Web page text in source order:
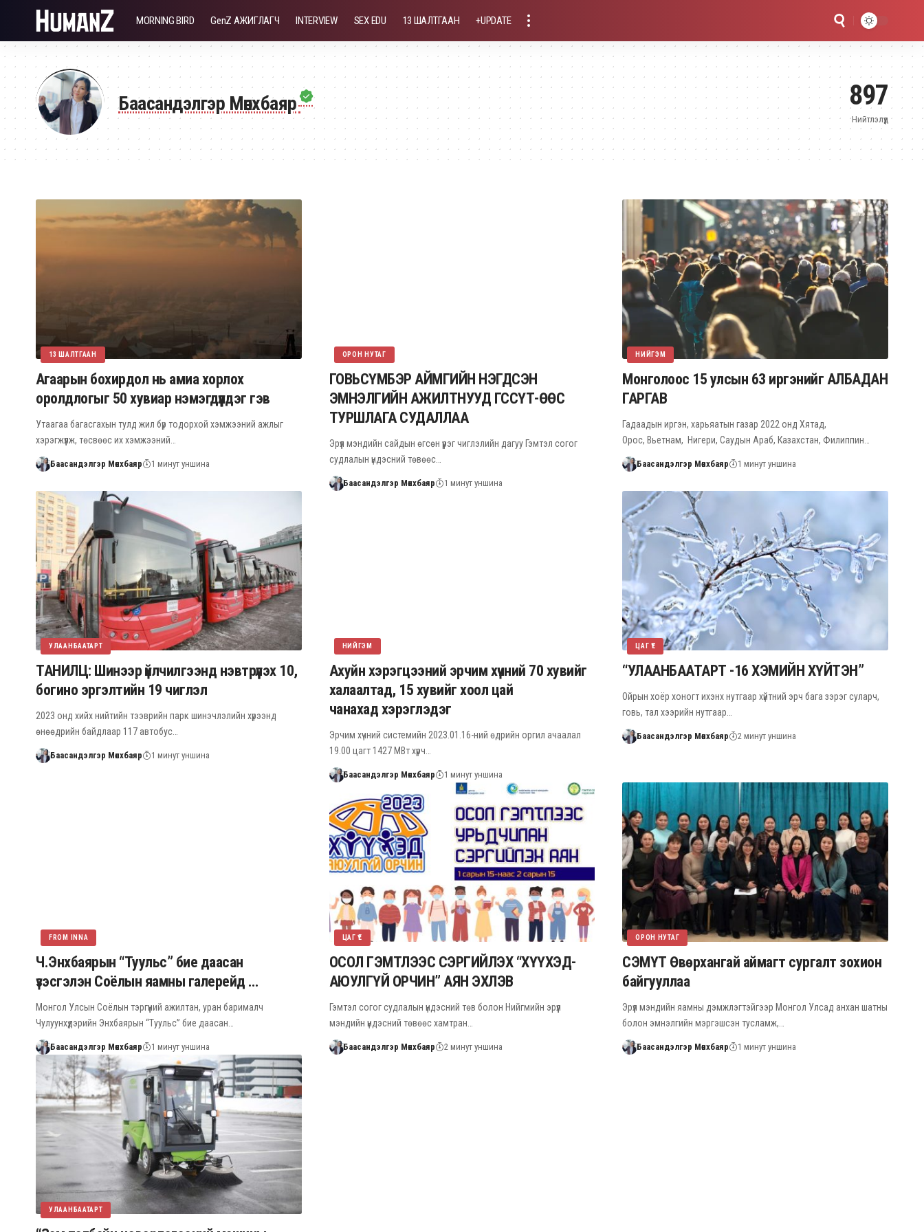
MORNING BIRD GenZ АЖИГЛАГЧ INTERVIEW SEX EDU 13 ШАЛТГААН +UPDATE
Баасандэлгэр Мөнхбаяр 897
Нийтлэлүүд
13 ШАЛТГААН
Агаарын бохирдол нь амиа хорлох
оролдлогыг 50 хувиар нэмэгдүүлдэг гэв
Утаагаа багасгахын тулд жил бүр тодорхой хэмжээний ажлыг
хэрэгжүүлж, төсвөөс их хэмжээний…
Баасандэлгэр Мөнхбаяр 1 минут уншина
ОРОН НУТАГ
ГОВЬСҮМБЭР АЙМГИЙН НЭГДСЭН
ЭМНЭЛГИЙН АЖИЛТНУУД ГССҮТ-ӨӨС
ТУРШЛАГА СУДАЛЛАА
Эрүүл мэндийн сайдын өгсөн үүрэг чиглэлийн дагуу Гэмтэл согог
судлалын үндэсний төвөөс…
Баасандэлгэр Мөнхбаяр 1 минут уншина
НИЙГЭМ
Монголоос 15 улсын 63 иргэнийг АЛБАДАН
ГАРГАВ
Гадаадын иргэн, харьяатын газар 2022 онд Хятад,
Орос, Вьетнам, Нигери, Саудын Араб, Казахстан, Филиппин…
Баасандэлгэр Мөнхбаяр 1 минут уншина
УЛААНБААТАРТ
ТАНИЛЦ: Шинээр үйлчилгээнд нэвтрүүлэх 10,
богино эргэлтийн 19 чиглэл
2023 онд хийх нийтийн тээврийн парк шинэчлэлийн хүрээнд
өнөөдрийн байдлаар 117 автобус…
Баасандэлгэр Мөнхбаяр 1 минут уншина
НИЙГЭМ
Ахуйн хэрэгцээний эрчим хүчний 70 хувийг
халаалтад, 15 хувийг хоол цай
чанахад хэрэглэдэг
Эрчим хүчний системийн 2023.01.16-ний өдрийн оргил ачаалал
19.00 цагт 1427 МВт хүрч…
Баасандэлгэр Мөнхбаяр 1 минут уншина
ЦАГ ҮЕ
“УЛААНБААТАРТ -16 ХЭМИЙН ХҮЙТЭН”
Ойрын хоёр хоногт ихэнх нутгаар хүйтний эрч бага зэрэг суларч,
говь, тал хээрийн нутгаар…
Баасандэлгэр Мөнхбаяр 2 минут уншина
FROM INNA
Ч.Энхбаярын “Туульс” бие даасан
үзэсгэлэн Соёлын яамны галерейд …
Монгол Улсын Соёлын тэргүүний ажилтан, уран барималч
Чулуунхүдэрийн Энхбаярын “Туульс” бие даасан…
Баасандэлгэр Мөнхбаяр 1 минут уншина
ЦАГ ҮЕ
ОСОЛ ГЭМТЛЭЭС СЭРГИЙЛЭХ “ХҮҮХЭД-
АЮУЛГҮЙ ОРЧИН” АЯН ЭХЛЭВ
Гэмтэл согог судлалын үндэсний төв болон Нийгмийн эрүүл
мэндийн үндэсний төвөөс хамтран…
Баасандэлгэр Мөнхбаяр 2 минут уншина
ОРОН НУТАГ
СЭМҮТ Өвөрхангай аймагт сургалт зохион
байгууллаа
Эрүүл мэндийн яамны дэмжлэгтэйгээр Монгол Улсад анхан шатны
болон эмнэлгийн мэргэшсэн тусламж,…
Баасандэлгэр Мөнхбаяр 1 минут уншина
УЛААНБААТАРТ